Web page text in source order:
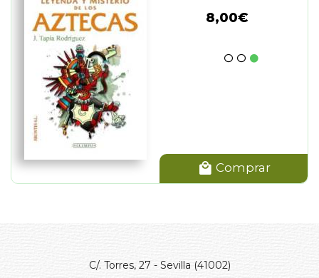
8,00€
Comprar
C/. Torres, 27 - Sevilla (41002)